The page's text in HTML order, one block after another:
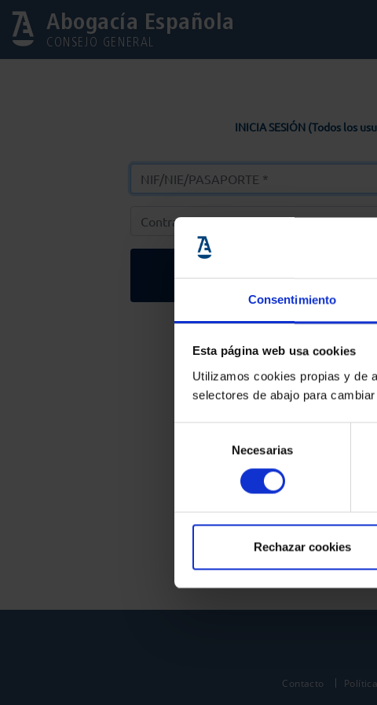
Consentimiento
Esta página web usa cookies
Utilizamos cookies propias y de
selectores de abajo para
consentimiento
Necesarias
Rechazar cookies
Abogacía Española
CONSEJO GENERAL
INICIA SESIÓN (Todos los
Entrar
Solicitar Contraseña
Contacto